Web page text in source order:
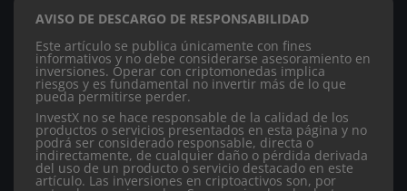
AVISO DE DESCARGO DE RESPONSABILIDAD
Este artículo se publica únicamente con fines
informativos y no debe considerarse asesoramiento en
inversiones. Operar con criptomonedas implica
riesgos y es fundamental no invertir más de lo que
pueda permitirse perder.
InvestX no se hace responsable de la calidad de los
productos o servicios presentados en esta página y no
podrá ser considerado responsable, directa o
indirectamente, de cualquier daño o pérdida derivada
del uso de un producto o servicio destacado en este
artículo. Las inversiones en criptoactivos son, por